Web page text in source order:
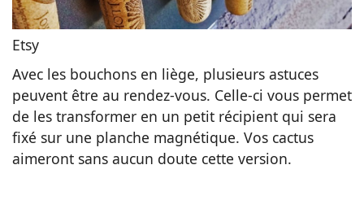
Etsy
Avec les bouchons en liège, plusieurs astuces
peuvent être au rendez-vous. Celle-ci vous permet
de les transformer en un petit récipient qui sera
fixé sur une planche magnétique. Vos cactus
aimeront sans aucun doute cette version.